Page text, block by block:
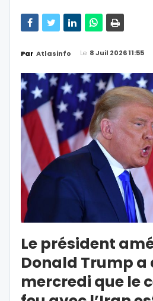
Par Atlasinfo Le 8 Juil 2026 11:55
Le président
Donald Trump
mercredi que le